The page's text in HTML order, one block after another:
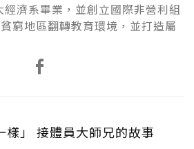
濟系畢業，並創立國際非營利組
窮地區翻轉教育環境，並打造屬
樣」 接體員大師兄的故事